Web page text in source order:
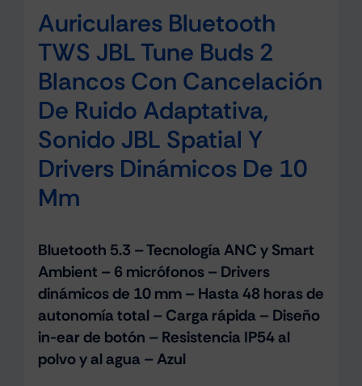
Auriculares Bluetooth
TWS JBL Tune Buds 2
Blancos Con Cancelación
De Ruido Adaptativa,
Sonido JBL Spatial Y
Drivers Dinámicos De 10
Mm
Bluetooth 5.3 – Tecnología ANC y Smart
Ambient – 6 micrófonos – Drivers
dinámicos de 10 mm – Hasta 48 horas de
autonomía total – Carga rápida – Diseño
in-ear de botón – Resistencia IP54 al
polvo y al agua – Azul